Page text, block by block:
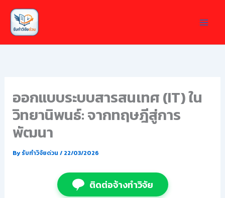
Skip
content
ออกแบบระบบสารสนเทศ (IT) ใน
วิทยานิพนธ์: จากทฤษฎีสู่การ
พัฒนา
Byรับทำวิจัยด่วน / 22/03/2026
ติดต่อจ้างทำวิจัย